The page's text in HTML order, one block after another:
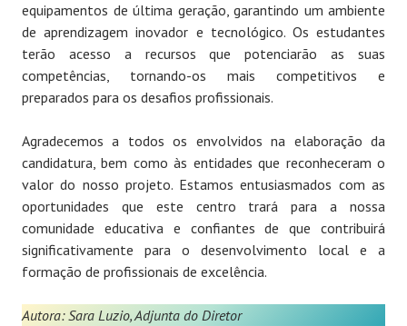
equipamentos de última geração, garantindo um ambiente
de aprendizagem inovador e tecnológico. Os estudantes
terão acesso a recursos que potenciarão as suas
competências, tornando-os mais competitivos e
preparados para os desafios profissionais.
Agradecemos a todos os envolvidos na elaboração da
candidatura, bem como às entidades que reconheceram o
valor do nosso projeto. Estamos entusiasmados com as
oportunidades que este centro trará para a nossa
comunidade educativa e confiantes de que contribuirá
significativamente para o desenvolvimento local e a
formação de profissionais de excelência.
Autora: Sara Luzio, Adjunta do Diretor